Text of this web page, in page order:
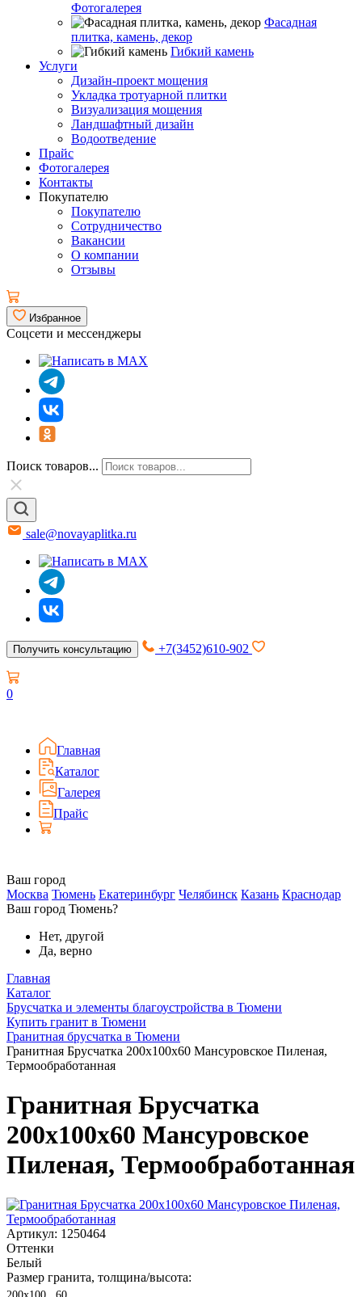
Фотогалерея
Фасадная
плитка, камень, декор
Гибкий камень
Услуги
Дизайн-проект мощения
Укладка тротуарной плитки
Визуализация мощения
Ландшафтный дизайн
Водоотведение
Прайс
Фотогалерея
Контакты
Покупателю
Покупателю
Сотрудничество
Вакансии
О компании
Отзывы
Избранное
Соцсети и мессенджеры
Поиск товаров...
sale@novayaplitka.ru
Получить консультацию +7(3452)610-902
0
Главная
Каталог
Галерея
Прайс
Ваш город
Москва Тюмень Екатеринбург Челябинск Казань Краснодар
Ваш город Тюмень?
Нет, другой
Да, верно
Главная
Каталог
Брусчатка и элементы благоустройства в Тюмени
Купить гранит в Тюмени
Гранитная брусчатка в Тюмени
Гранитная Брусчатка 200х100x60 Мансуровское Пиленая,
Термообработанная
Гранитная Брусчатка
200х100x60 Мансуровское
Пиленая, Термообработанная
Артикул: 1250464
Оттенки
Белый
Размер гранита, толщина/высота: